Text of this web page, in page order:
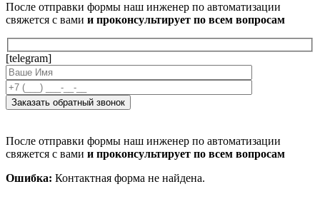
После отправки формы наш инженер по автоматизации
свяжется с вами и проконсультирует по всем вопросам
[telegram]
После отправки формы наш инженер по автоматизации
свяжется с вами и проконсультирует по всем вопросам
Ошибка: Контактная форма не найдена.